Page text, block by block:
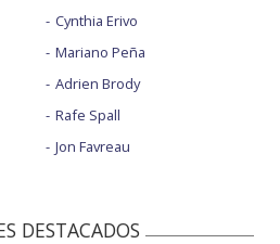
Cynthia Erivo
Mariano Peña
Adrien Brody
Rafe Spall
Jon Favreau
DESTACADOS